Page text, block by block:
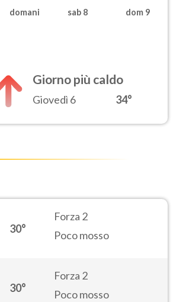
domani sab 8 dom 9
Giorno più caldo
Giovedì 6 34°
30°
Forza 2
Poco mosso
30°
Forza 2
Poco mosso